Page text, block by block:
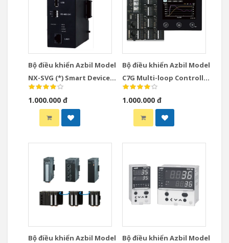
Bộ điều khiển Azbil Model
NX-SVG (*) Smart Device
Gateway
1.000.000 đ
Bộ điều khiển Azbil Model
C7G Multi-loop Controller
with Multifunction
Display Model
1.000.000 đ
Bộ điều khiển Azbil Model
Bộ điều khiển Azbil Model